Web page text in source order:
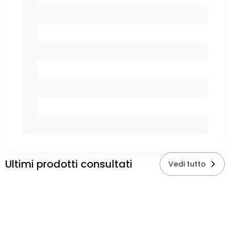
Ultimi prodotti consultati Vedi tutto